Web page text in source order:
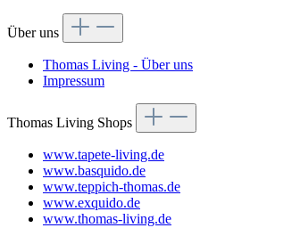
Über uns
Thomas Living - Über uns
Impressum
Thomas Living Shops
www.tapete-living.de
www.basquido.de
www.teppich-thomas.de
www.exquido.de
www.thomas-living.de